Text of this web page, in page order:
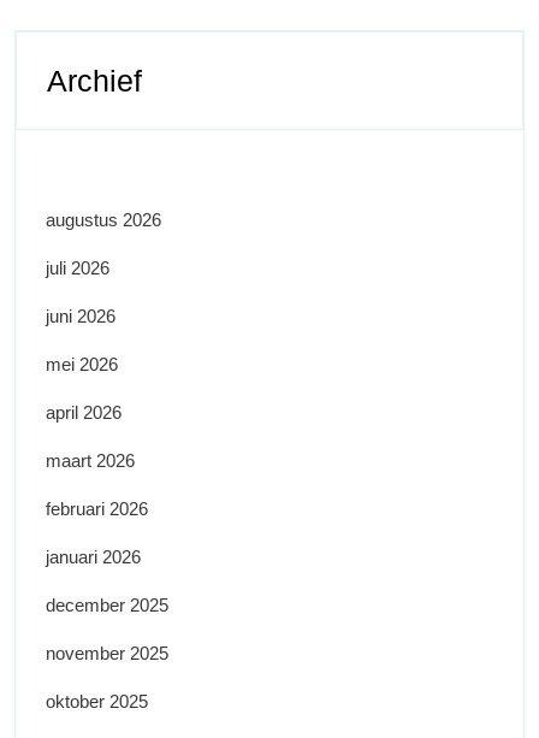
Archief
augustus 2026
juli 2026
juni 2026
mei 2026
april 2026
maart 2026
februari 2026
januari 2026
december 2025
november 2025
oktober 2025